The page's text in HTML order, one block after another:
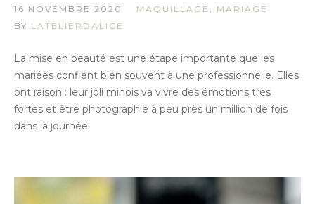
16 NOVEMBRE 2020 MAQUILLAGE
MARIAGE
BY LATELIERDALICE
La mise en beauté est une étape importante que les
mariées confient bien souvent à une professionnelle. Elles
ont raison : leur joli minois va vivre des émotions très
fortes et être photographié à peu près un million de fois
dans la journée.